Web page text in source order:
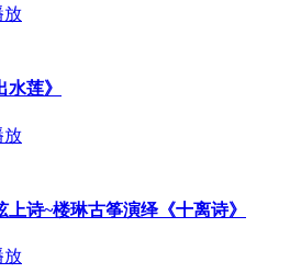
放
莲》
放
诗~楼琳古筝演绎《十离诗》
放